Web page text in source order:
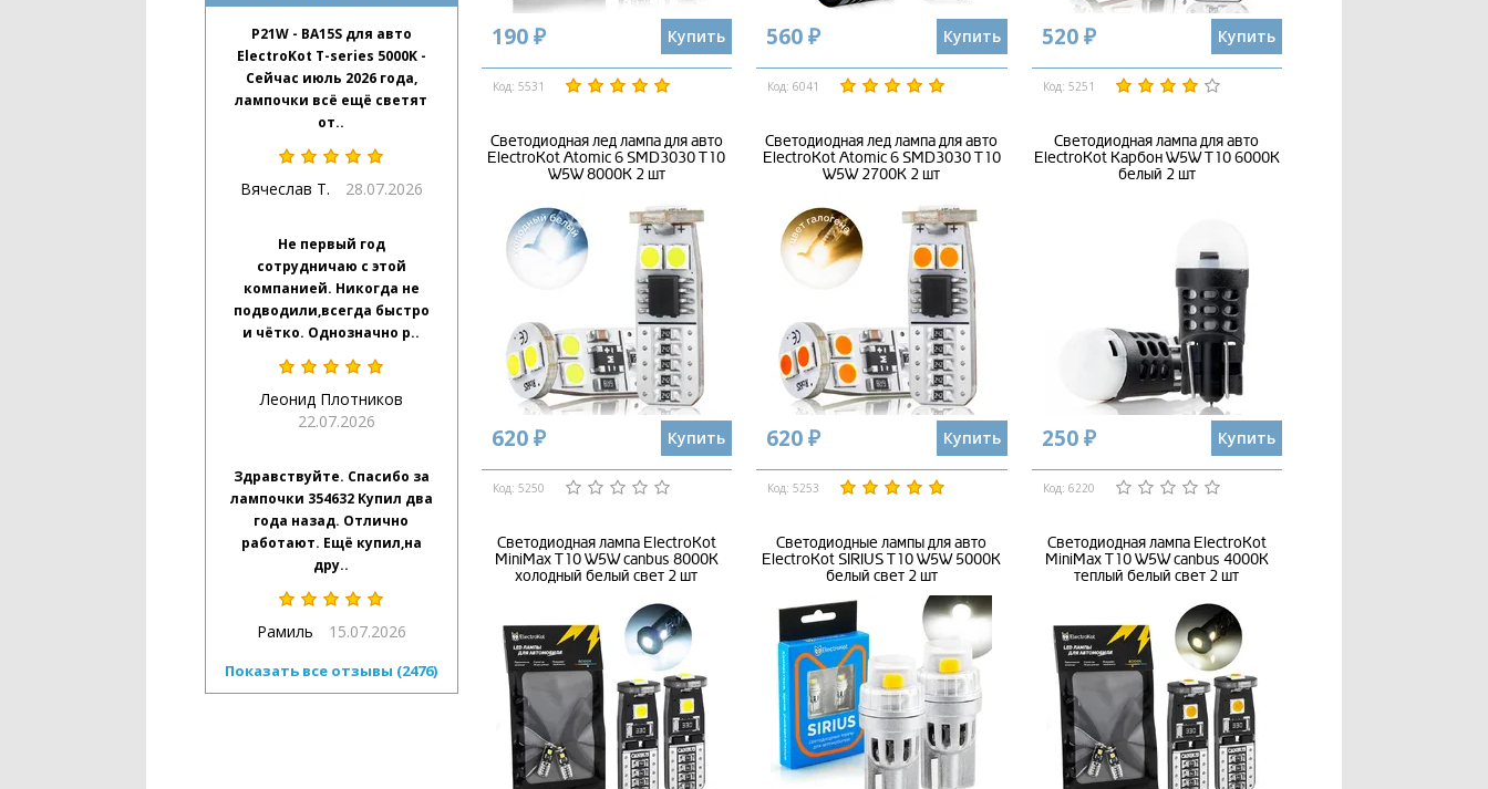
P21W - BA15S для авто
ElectroKot T-series 5000K -
Сейчас июль 2026 года,
лампочки всё ещё светят
от..
Вячеслав Т. 28.07.2026
Не первый год
сотрудничаю с этой
компанией. Никогда не
подводили,всегда быстро
и чётко. Однозначно р..
Леонид Плотников
22.07.2026
Здравствуйте. Спасибо за
лампочки 354632 Купил два
года назад. Отлично
работают. Ещё купил,на
дру..
Рамиль 15.07.2026
Показать все отзывы (2476)
190 ₽ Купить
Код: 5531
560 ₽ Купить
Код: 6041
520 ₽ Купить
Код: 5251
Светодиодная лед лампа для авто
ElectroKot Atomic 6 SMD3030 T10
W5W 8000K 2 шт
620 ₽ Купить
Код: 5250
Светодиодная лед лампа для авто
ElectroKot Atomic 6 SMD3030 T10
W5W 2700K 2 шт
620 ₽ Купить
Код: 5253
Светодиодная лампа для авто
ElectroKot Карбон W5W T10 6000K
белый 2 шт
250 ₽ Купить
Код: 6220
Светодиодная лампа ElectroKot
MiniMax T10 W5W canbus 8000K
холодный белый свет 2 шт
Светодиодные лампы для авто
ElectroKot SIRIUS T10 W5W 5000K
белый свет 2 шт
Светодиодная лампа ElectroKot
MiniMax T10 W5W canbus 4000K
теплый белый свет 2 шт